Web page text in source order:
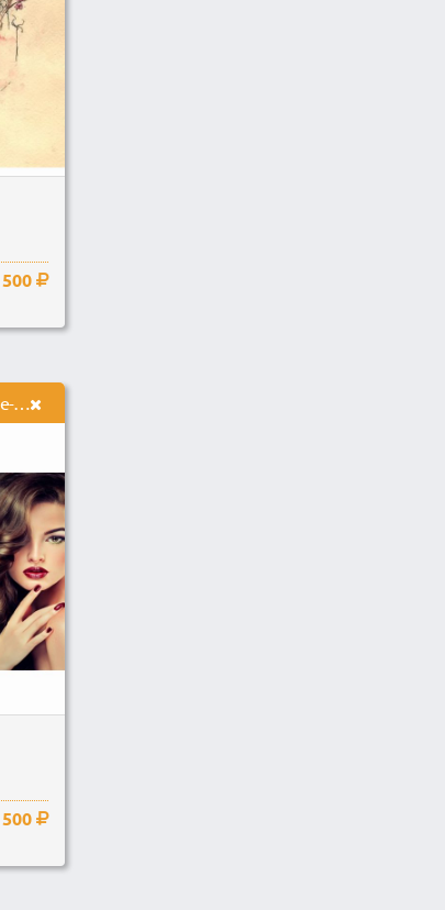
500
Предоставлю свежие 665 852 e-mail адреса собранных с женских сервисов.
500